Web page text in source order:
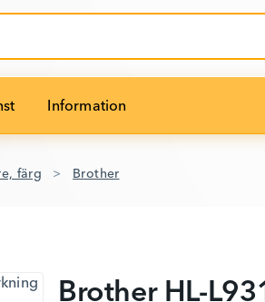
Information
färg Brother
Brother HL-